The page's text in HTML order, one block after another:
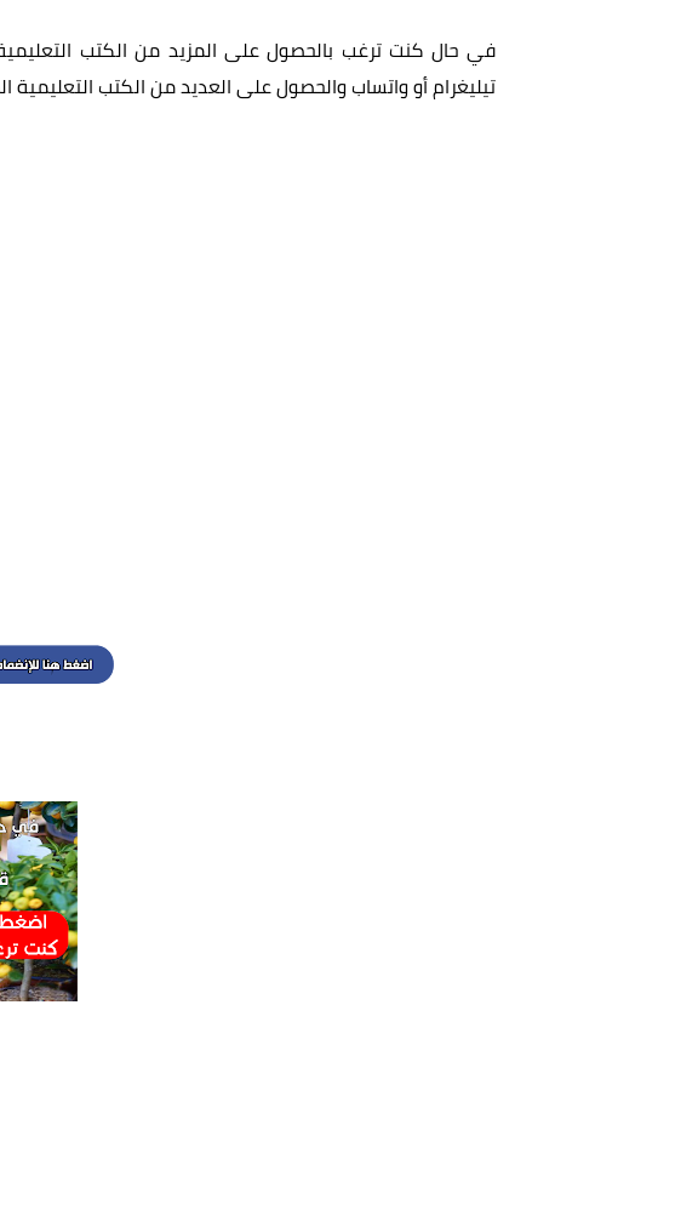
في حال كنت ترغب بالحصول على المزيد من الكتب
تيليغرام أو واتساب والحصول على العديد من الكتب التعليمية